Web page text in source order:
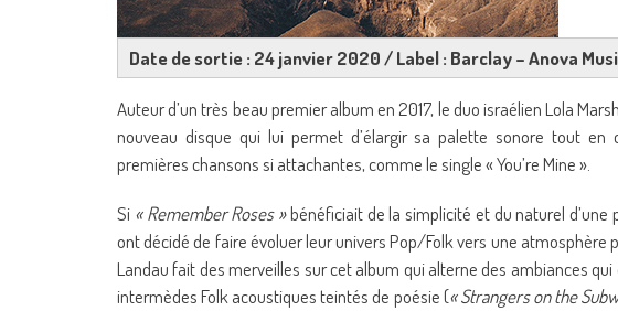
Date de sortie : 24 janvier 2020 / Label : Barclay – Anova
Auteur d’un très beau premier album en 2017, le duo israélien Lola
nouveau disque qui lui permet d’élargir sa palette sonore tout en
premières chansons si attachantes, comme le single « You’re Mine ».
Si « Remember Roses »bénéficiait de la simplicité et du naturel d’une
ont décidé de faire évoluer leur univers Pop/Folk vers une atmosphère
Landau fait des merveilles sur cet album qui alterne des ambiances
intermèdes Folk acoustiques teintés de poésie (« Strangers on the